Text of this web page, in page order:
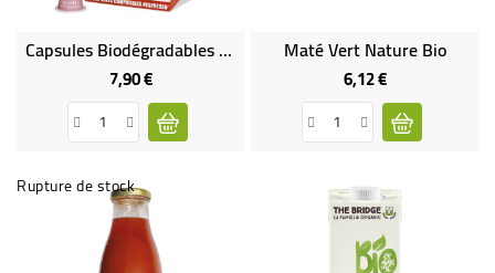
CULTUREL
Capsules Biodégradables De Café Bio ADELE X15
7,90 €Prix
Maté Vert Nature Bio
6,12 €Prix
Rupture de stock